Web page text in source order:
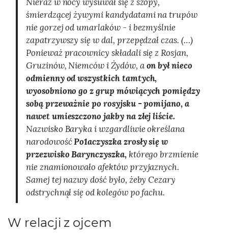
śmierdzącej żywymi kandydatami na trupów
nie gorzej od umarlaków - i bezmyślnie
zapatrzywszy się w dal, przepędzał czas. (…)
Ponieważ pracownicy składali się z Rosjan,
Gruzinów, Niemców i Żydów, aon był nieco
odmienny od wszystkich tamtych,
wyosobniono go z grup mówiących pomiędzy
sobą przeważnie po rosyjsku - pomijano, a
nawet umieszczono jakby na złej liście.
Nazwisko Baryka i wzgardliwie określana
narodowośćPo1aczyszka zrosły się w
przezwisko Barynczyszka,którego brzmienie
nie znamionowało afektów przyjaznych.
Samej tej nazwy dość było, żeby Cezary
odstrychnął się od kolegów po fachu.
W relacji z ojcem